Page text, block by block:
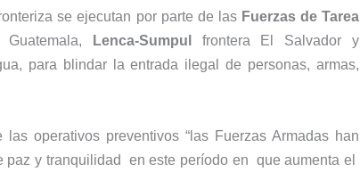
se ejecutan por parte de las Fuerzas de Tarea
Lenca-Sumpul
frontera El Salvador y
para blindar la entrada ilegal de personas, armas,
operativos preventivos “las Fuerzas Armadas han
paz y tranquilidad en este período en que aumenta el